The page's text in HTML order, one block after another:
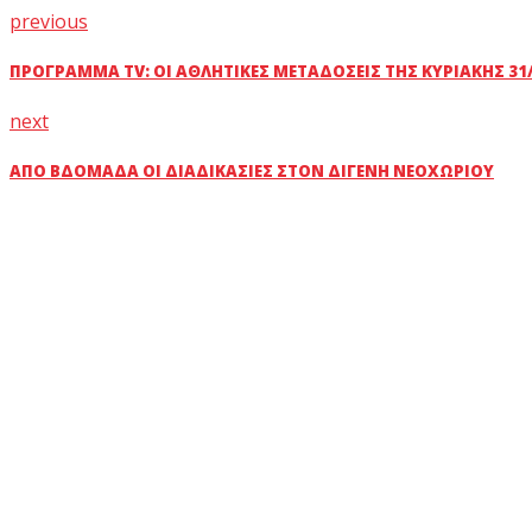
previous
ΠΡΌΓΡΑΜΜΑ TV: ΟΙ ΑΘΛΗΤΙΚΈΣ ΜΕΤΑΔΌΣΕΙΣ ΤΗΣ ΚΥΡΙΑΚΉΣ
next
ΑΠΌ ΒΔΟΜΆΔΑ ΟΙ ΔΙΑΔΙΚΑΣΊΕΣ ΣΤΟΝ ΔΙΓΕΝΉ ΝΕΟΧΩΡΊΟΥ